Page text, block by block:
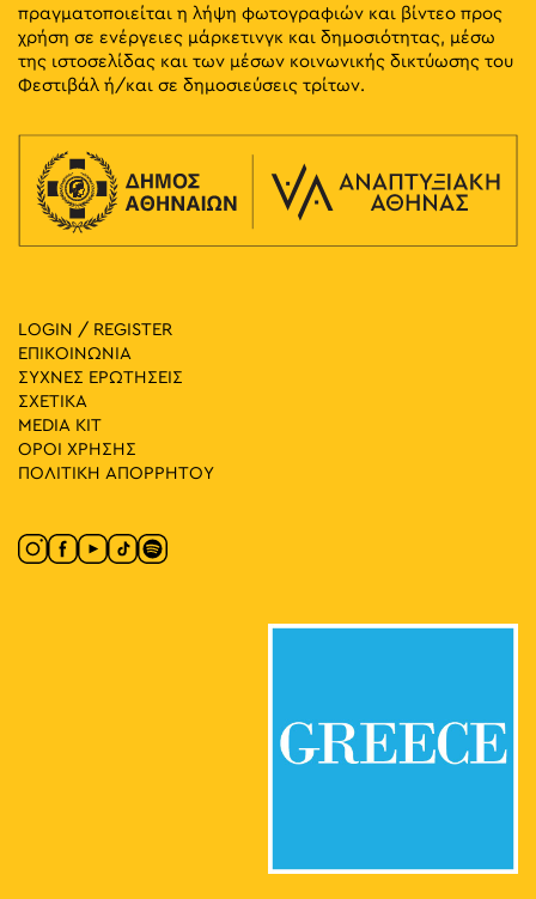
πραγματοποιείται η λήψη φωτογραφιών και βίντεο προς
χρήση σε ενέργειες μάρκετινγκ και δημοσιότητας, μέσω
της ιστοσελίδας και των μέσων κοινωνικής δικτύωσης του
Φεστιβάλ ή/και σε δημοσιεύσεις τρίτων.
LOGIN / REGISTER
ΕΠΙΚΟΙΝΩΝΙΑ
ΣΥΧΝΕΣ ΕΡΩΤΗΣΕΙΣ
ΣΧΕΤΙΚΑ
MEDIA ΚIT
ΟΡΟΙ ΧΡΗΣΗΣ
ΠΟΛΙΤΙΚΗ ΑΠΟΡΡΗΤΟΥ